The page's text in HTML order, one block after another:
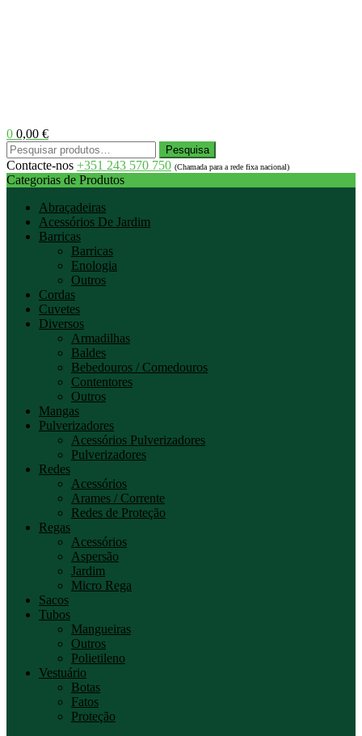
0 0,00 €
Menu
Pesquisar
por:
Pesquisa
Contacte-nos +351 243 570 750 (Chamada para a rede fixa nacional)
Categorias de Produtos
Abraçadeiras
Acessórios De Jardim
Barricas
Barricas
Enologia
Outros
Cordas
Cuvetes
Diversos
Armadilhas
Baldes
Bebedouros / Comedouros
Contentores
Outros
Mangas
Pulverizadores
Acessórios Pulverizadores
Pulverizadores
Redes
Acessórios
Arames / Corrente
Redes de Proteção
Regas
Acessórios
Aspersão
Jardim
Micro Rega
Sacos
Tubos
Mangueiras
Outros
Polietileno
Vestuário
Botas
Fatos
Proteção